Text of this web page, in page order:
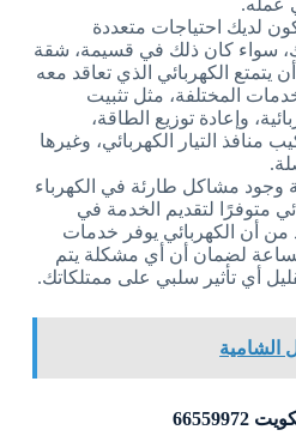
لديك احتياجات متعددة
سواء كان ذلك في قسيمة، شقة
يتمتع الكهربائي الذي تعاقد معه
المختلفة، مثل تثبيت
وإعادة توزيع الطاقة،
منافذ التيار الكهربائي، وغيرها
وجود مشاكل طارئة في الكهرباء
متوفرًا لتقديم الخدمة في
من أن الكهربائي يوفر خدمات
لضمان أن أي مشكلة يتم
أي تأثير سلبي على ممتلكاتك.
الشامية